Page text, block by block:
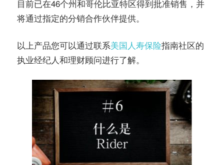
目前已在46个州和哥伦比亚特区得到批准销售，并
将通过指定的分销合作伙伴提供。
以上产品您可以通过联系美国人寿保险指南社区的
执业经纪人和理财顾问进行了解。